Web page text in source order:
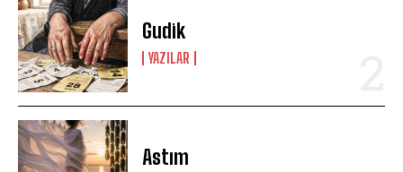
Gudik
YAZILAR
Astım